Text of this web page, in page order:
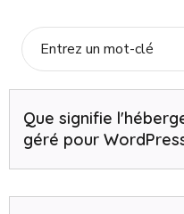
Que signifie
géré pour